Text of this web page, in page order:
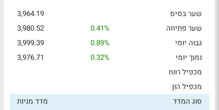
שער בסיס
3,964.19
שער פתיחה
0.41%
3,980.52
גבוה יומי
0.89%
3,999.39
נמוך יומי
0.32%
3,976.71
מכפיל רווח
מכפיל הון
סוג המדד
מדד מניות